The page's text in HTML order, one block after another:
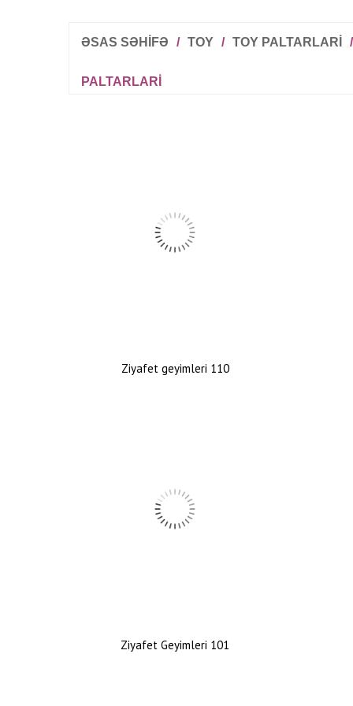
ƏSAS SƏHİFƏ / TOY / TOY PALTARLARI /
PALTARLARI
Ziyafet geyimleri 110
Ziyafet Geyimleri 101